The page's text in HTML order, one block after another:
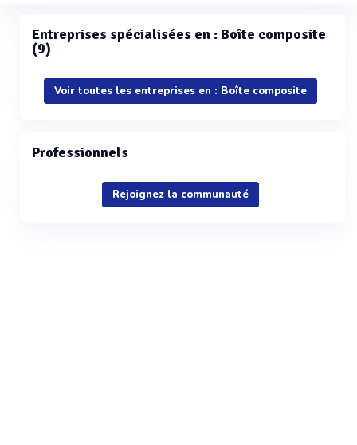
Entreprises spécialisées en : Boîte composite
(9)
Voir toutes les entreprises en : Boîte composite
Professionnels
Rejoignez la communauté